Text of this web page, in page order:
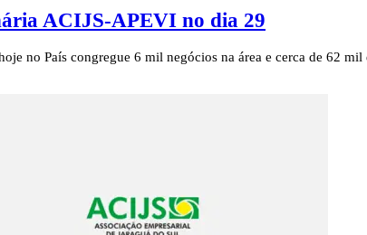
ACIJS-APEVI no dia 29
no País congregue 6 mil negócios na área e cerca de 62